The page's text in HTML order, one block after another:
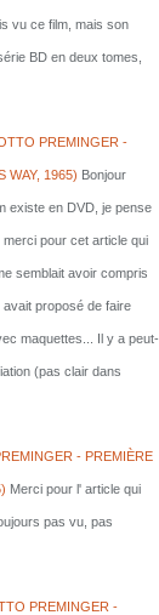
vu ce film, mais son
BD en deux tomes,
PREMINGER -
WAY, 1965) Bonjour
existe en DVD, je pense
pour cet article qui
semblait avoir compris
proposé de faire
maquettes... Il y a peut-
(pas clair dans
- PREMIÈRE
Merci pour l' article qui
pas vu, pas
PREMINGER -